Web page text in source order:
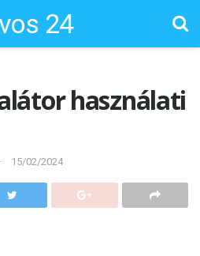
24
használati
15/02/2024